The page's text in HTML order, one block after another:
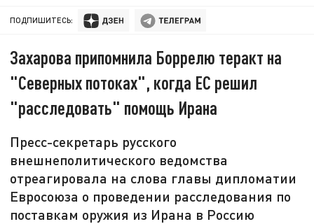
ПОДПИШИТЕСЬ:
Захарова припомнила Боррелю теракт на
"Северных потоках", когда ЕС решил
"расследовать" помощь Ирана
Пресс-секретарь русского
внешнеполитического ведомства
отреагировала на слова главы дипломатии
Евросоюза о проведении расследования по
поставкам оружия из Ирана в Россию